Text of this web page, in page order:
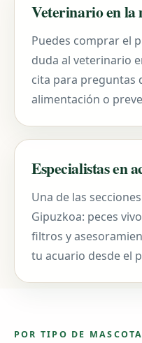
Veterinario en la
Puedes comprar el
duda al veterinario
cita para preguntas
alimentación o
Especialistas en
Una de las
Gipuzkoa: peces
filtros y
tu acuario desde el
POR TIPO DE MASCOTA